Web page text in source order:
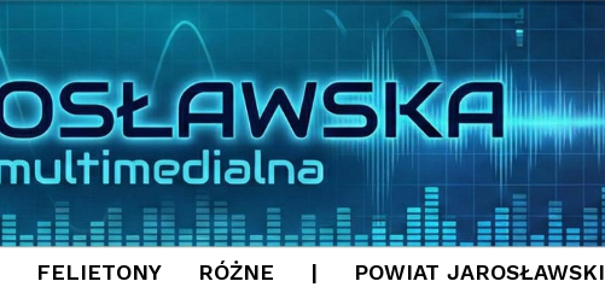
FELIETONY RÓŻNE | POWIAT JAROSŁAWSKI